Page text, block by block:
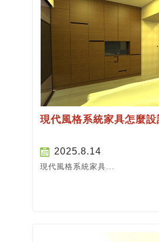
現代風格系統家具怎麼設
2025.8.14
現代風格系統家具...